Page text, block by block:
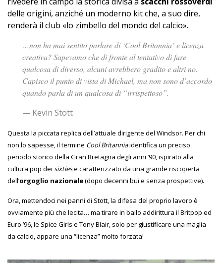
delle origini, anziché un moderno kit che, a suo dire,
renderà il club «lo zimbello del mondo del calcio».
…non ha mai sentito parlare di ‘Cool Britannia’ e licenza
creativa? Sapevamo che di fronte al tentativo di fare
qualcosa di diverso, alcuni avrebbero gradito e altri no.
Capisco il punto di vista di Michael, ma non sono d’accordo
quando parla di un qualcosa di “irrispettoso”.
— Kevin Stott
Questa la piccata replica dell’attuale dirigente del Windsor. Per chi
non lo sapesse, il termine Cool Britanniaidentifica un preciso
periodo storico della Gran Bretagna degli anni ’90, ispirato alla
cultura pop dei sixtiese caratterizzato da una grande riscoperta
dell’orgoglio nazionale(dopo decenni bui e senza prospettive).
Ora, mettendoci nei panni di Stott, la difesa del proprio lavoro è
ovviamente più che lecita… ma tirare in ballo addirittura il Britpop ed
Euro ’96, le Spice Girls e Tony Blair, solo per giustificare una maglia
da calcio, appare una “licenza” molto forzata!